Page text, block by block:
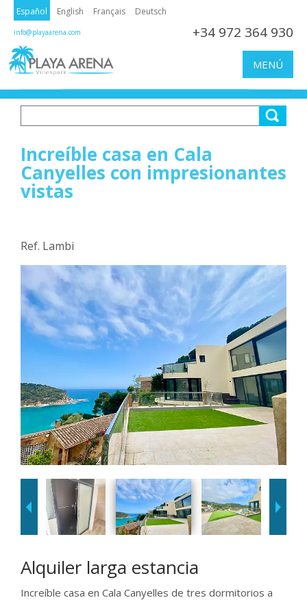
Español English Français Deutsch
+34 972 364 930
info@playaarena.com
MENÚ
Increíble casa en Cala
Canyelles con impresionantes
vistas
Ref. Lambi
Alquiler larga estancia
Increíble casa en Cala Canyelles de tres dormitorios a